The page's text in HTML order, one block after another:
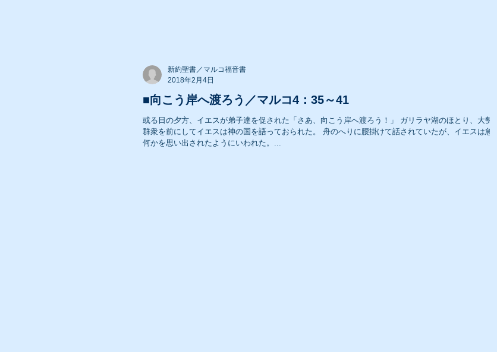
■向こう岸へ渡ろう／マルコ4：35～41
或る日の夕方、イエスが弟子達を促された「さあ、向こう岸へ渡ろう！」 ガリラヤ湖のほとり、大勢の
群衆を前にしてイエスは神の国を語っておられた。 舟のへりに腰掛けて話されていたが、イエスは急に
何かを思い出されたようにいわれた。...
新約聖書／マルコ福音書
2018年2月4日